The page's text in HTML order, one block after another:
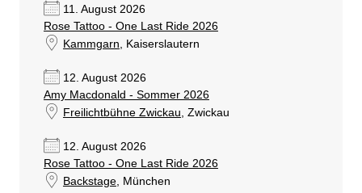
11. August 2026
Rose Tattoo - One Last Ride 2026
Kammgarn, Kaiserslautern
12. August 2026
Amy Macdonald - Sommer 2026
Freilichtbühne Zwickau, Zwickau
12. August 2026
Rose Tattoo - One Last Ride 2026
Backstage, München